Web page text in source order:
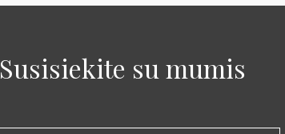
Susisiekite su mumis